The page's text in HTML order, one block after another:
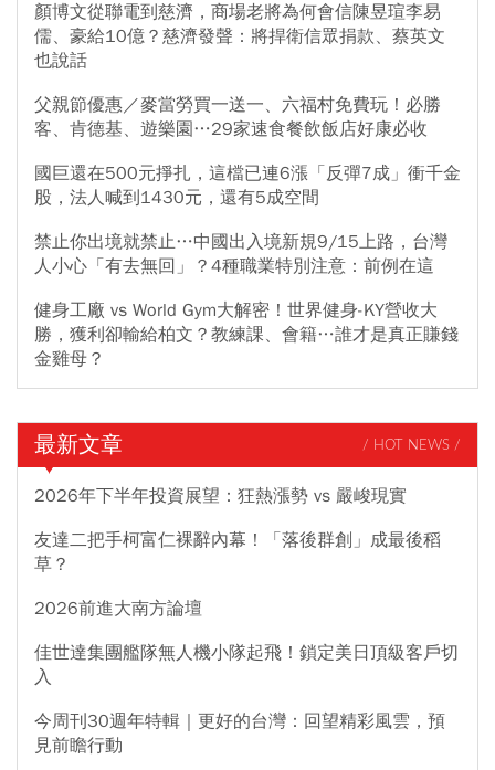
顏博文從聯電到慈濟，商場老將為何會信陳昱瑄李易
儒、豪給10億？慈濟發聲：將捍衛信眾捐款、蔡英文
也說話
父親節優惠／麥當勞買一送一、六福村免費玩！必勝
客、肯德基、遊樂園…29家速食餐飲飯店好康必收
國巨還在500元掙扎，這檔已連6漲「反彈7成」衝千金
股，法人喊到1430元，還有5成空間
禁止你出境就禁止…中國出入境新規9/15上路，台灣
人小心「有去無回」？4種職業特別注意：前例在這
健身工廠 vs World Gym大解密！世界健身-KY營收大
勝，獲利卻輸給柏文？教練課、會籍…誰才是真正賺錢
金雞母？
最新文章 / HOT NEWS /
2026年下半年投資展望：狂熱漲勢 vs 嚴峻現實
友達二把手柯富仁裸辭內幕！「落後群創」成最後稻
草？
2026前進大南方論壇
佳世達集團艦隊無人機小隊起飛！鎖定美日頂級客戶切
入
今周刊30週年特輯｜更好的台灣：回望精彩風雲，預
見前瞻行動